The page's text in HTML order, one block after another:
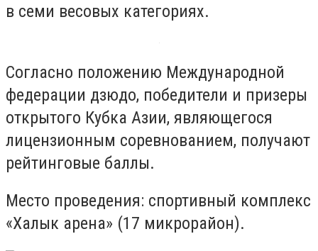
в семи весовых категориях.
Согласно положению Международной
федерации дзюдо, победители и призеры
открытого Кубка Азии, являющегося
лицензионным соревнованием, получают
рейтинговые баллы.
Место проведения: спортивный комплекс
«Халык арена» (17 микрорайон).